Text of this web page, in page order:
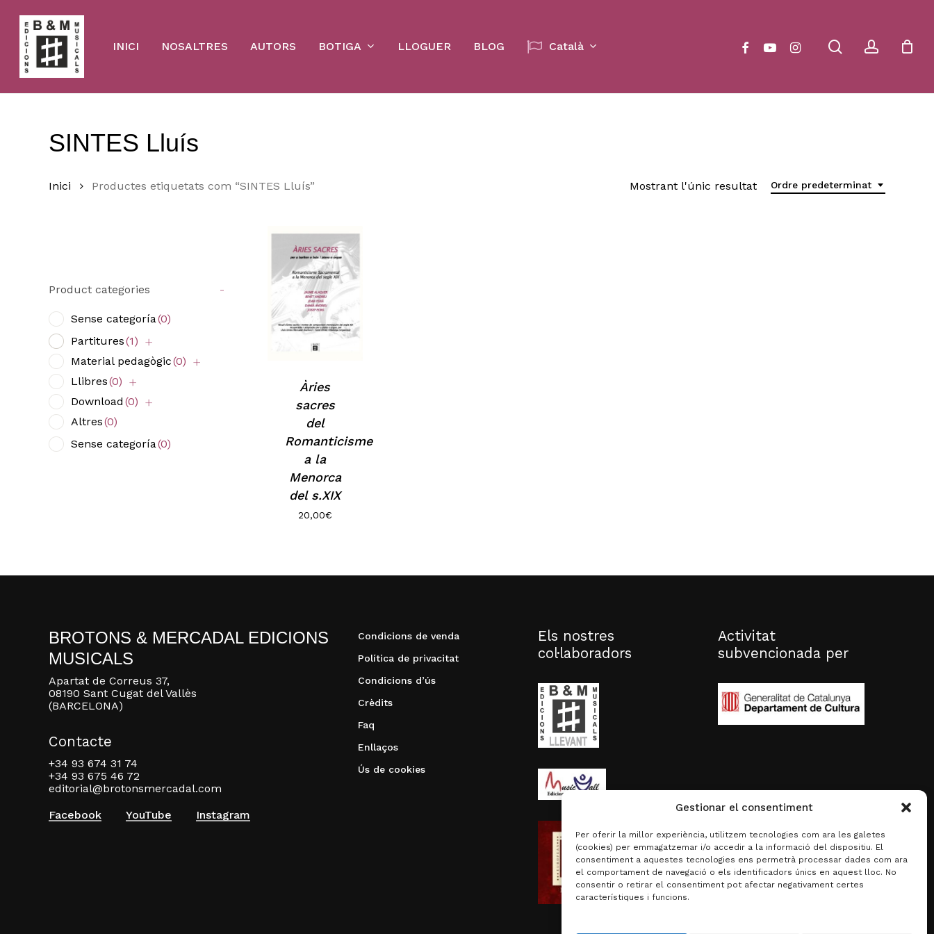
Gestionar el consentiment
Per oferir la millor experiència, utilitzem tecnologies com ara les galetes
(cookies) per emmagatzemar i/o accedir a la informació del dispositiu. El
consentiment a aquestes tecnologies ens permetrà processar dades com ara
el comportament de navegació o els identificadors únics en aquest lloc. No
consentir o retirar el consentiment pot afectar negativament certes
característiques i funcions.
main
content
INICI NOSALTRES AUTORS BOTIGA LLOGUER BLOG Català searchaccount
facebookyoutubeinstagram Cart
SINTES Lluís
Ordre predeterminat
Mostrant l'únic resultat
Inici Productes etiquetats com “SINTES Lluís”
Product categories -
Sense categoría(0)
Partitures(1)
Material pedagògic(0)
Llibres(0)
Download (0)
Altres(0)
Sense categoría(0)
Àries
sacres
del
Romanticisme
a la
Menorca
del s.XIX
20,00€
BROTONS & MERCADAL EDICIONS
MUSICALS
Apartat de Correus 37,
08190 Sant Cugat del Vallès
(BARCELONA)
Contacte
+34 93 674 31 74
+34 93 675 46 72
editorial@brotonsmercadal.com
Facebook
YouTube Instagram
Condicions de venda
Política de privacitat
Condicions d’ús
Crèdits
Faq
Enllaços
Ús de cookies
Els nostres
col·laboradors
Activitat
subvencionada per